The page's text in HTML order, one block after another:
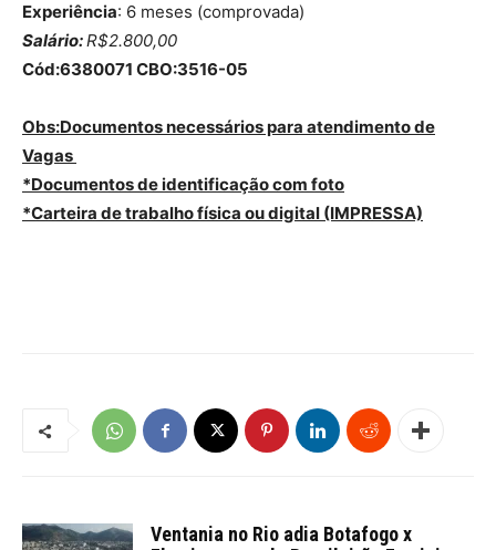
Experiência: 6 meses (comprovada)
Salário:R$2.800,00
Cód:6380071 CBO:3516-05
Obs:Documentos necessários para atendimento de
Vagas
*Documentos de identificação com foto
*Carteira de trabalho física ou digital (IMPRESSA)
Ventania no Rio adia Botafogo x